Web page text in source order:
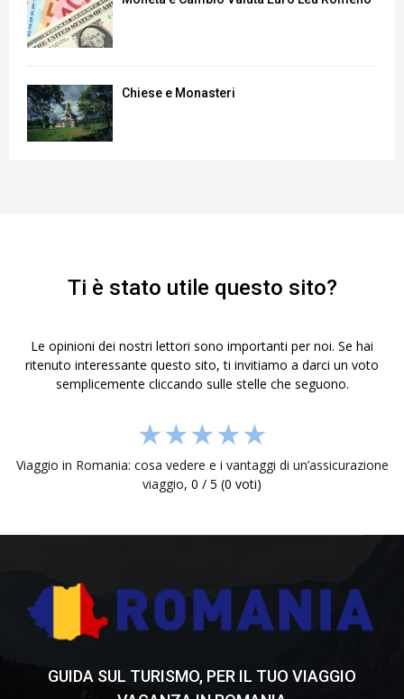
Chiese e Monasteri
Ti è stato utile questo sito?
Le opinioni dei nostri lettori sono importanti per noi. Se hai
ritenuto interessante questo sito, ti invitiamo a darci un voto
semplicemente cliccando sulle stelle che seguono.
★★★★★
Viaggio in Romania: cosa vedere e i vantaggi di un’assicurazione
viaggio, 0 / 5 (0 voti)
GUIDA SUL TURISMO, PER IL TUO VIAGGIO